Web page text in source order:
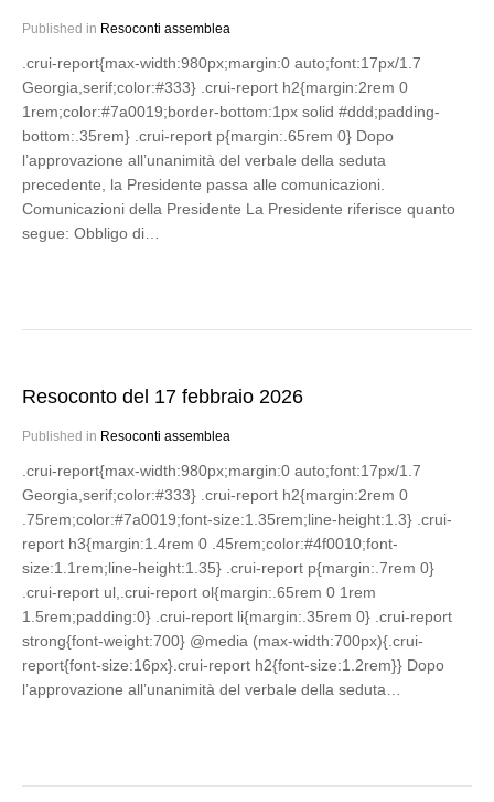
Published in Resoconti assemblea
.crui-report{max-width:980px;margin:0 auto;font:17px/1.7
Georgia,serif;color:#333} .crui-report h2{margin:2rem 0
1rem;color:#7a0019;border-bottom:1px solid #ddd;padding-
bottom:.35rem} .crui-report p{margin:.65rem 0} Dopo
l’approvazione all’unanimità del verbale della seduta
precedente, la Presidente passa alle comunicazioni.
Comunicazioni della Presidente La Presidente riferisce quanto
segue: Obbligo di…
Resoconto del 17 febbraio 2026
Published in Resoconti assemblea
.crui-report{max-width:980px;margin:0 auto;font:17px/1.7
Georgia,serif;color:#333} .crui-report h2{margin:2rem 0
.75rem;color:#7a0019;font-size:1.35rem;line-height:1.3} .crui-
report h3{margin:1.4rem 0 .45rem;color:#4f0010;font-
size:1.1rem;line-height:1.35} .crui-report p{margin:.7rem 0}
.crui-report ul,.crui-report ol{margin:.65rem 0 1rem
1.5rem;padding:0} .crui-report li{margin:.35rem 0} .crui-report
strong{font-weight:700} @media (max-width:700px){.crui-
report{font-size:16px}.crui-report h2{font-size:1.2rem}} Dopo
l’approvazione all’unanimità del verbale della seduta…